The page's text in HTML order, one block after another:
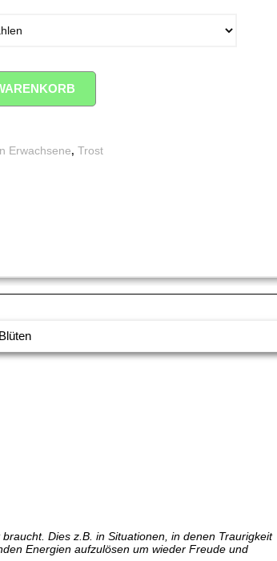
Erwachsene,Trost
Dies z.B. in Situationen, in denen Traurigkeit
Energien aufzulösen um wieder Freude und